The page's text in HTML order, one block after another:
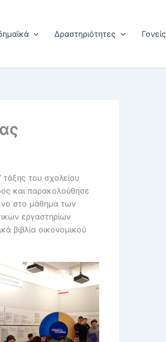
Δραστηριότητες Γονείς
του σχολείου
και παρακολούθησε
στο μάθημα των
εργαστηρίων
βιβλία οικονομικού